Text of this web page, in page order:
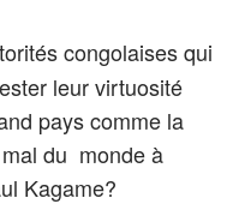
congolaises qui
leur virtuosité
pays comme la
du monde à
Kagame?